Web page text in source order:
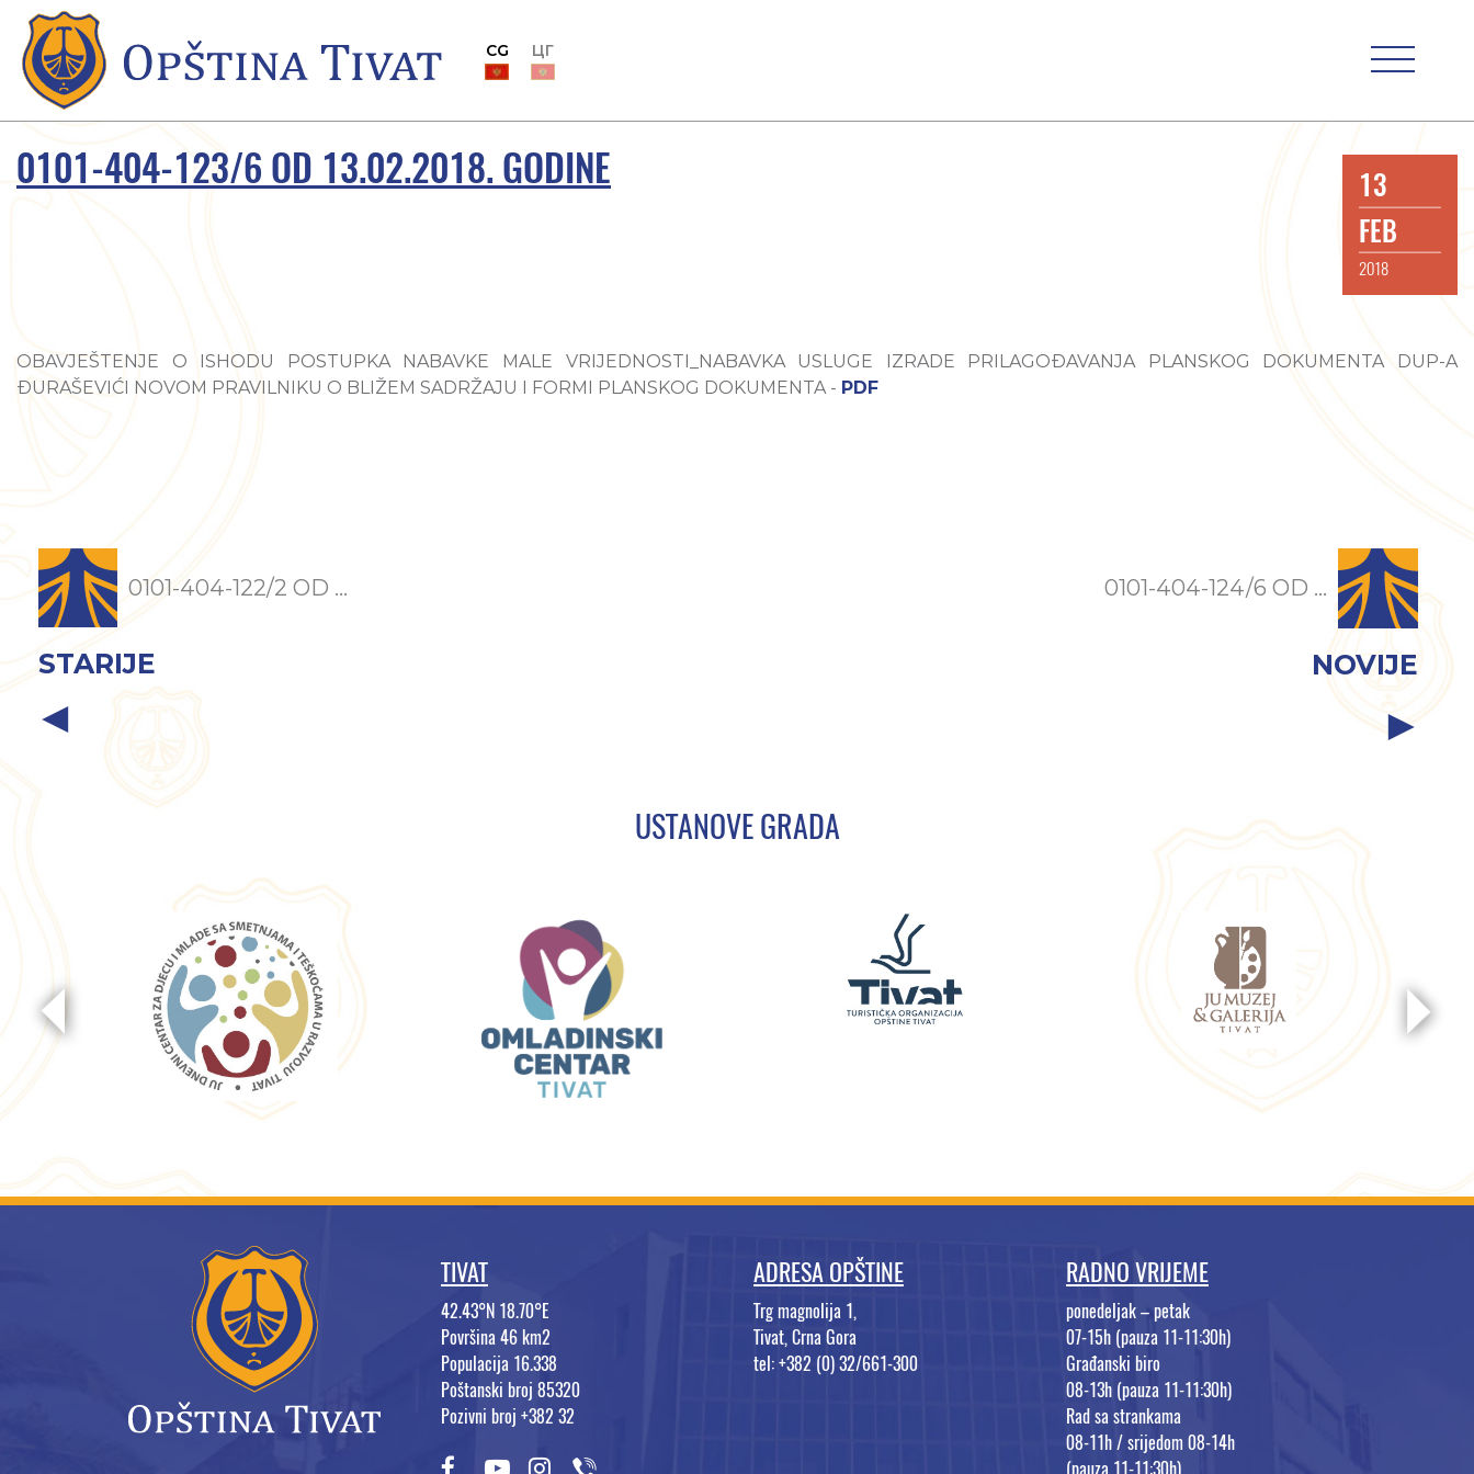
CG ЦГ
0101-404-123/6 OD 13.02.2018. GODINE
13
FEB
2018
OBAVJEŠTENJE O ISHODU POSTUPKA NABAVKE MALE VRIJEDNOSTI_NABAVKA USLUGE IZRADE PRILAGOĐAVANJA PLANSKOG DOKUMENTA DUP-A
ĐURAŠEVIĆI NOVOM PRAVILNIKU O BLIŽEM SADRŽAJU I FORMI PLANSKOG DOKUMENTA - PDF
0101-404-122/2 OD ...
STARIJE
0101-404-124/6 OD ...
NOVIJE
USTANOVE GRADA
TIVAT
42.43°N 18.70°E
Površina 46 km2
Populacija 16.338
Poštanski broj 85320
Pozivni broj +382 32
ADRESA OPŠTINE
Trg magnolija 1,
Tivat, Crna Gora
tel: +382 (0) 32/661-300
RADNO VRIJEME
ponedeljak – petak
07-15h (pauza 11-11:30h)
Građanski biro
08-13h (pauza 11-11:30h)
Rad sa strankama
08-11h / srijedom 08-14h
(pauza 11-11:30h)